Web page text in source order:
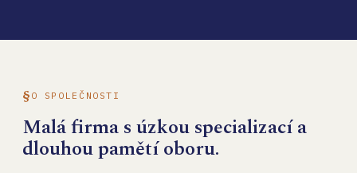
O SPOLEČNOSTI
Malá firma s úzkou specializací a
dlouhou pamětí oboru.